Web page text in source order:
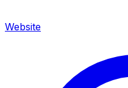
Website